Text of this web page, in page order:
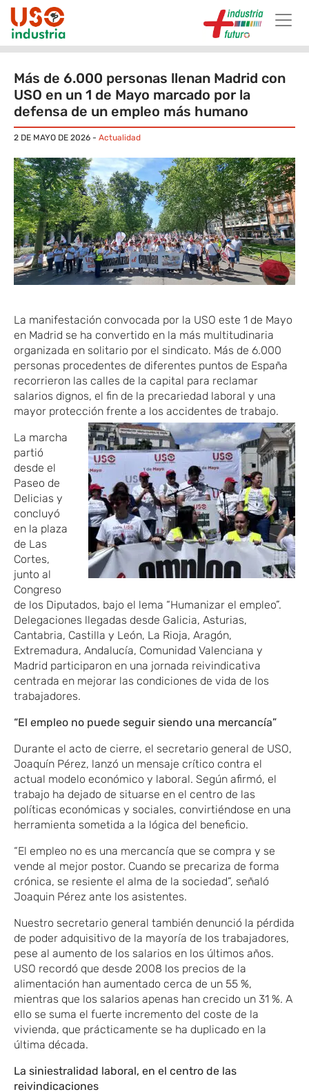
Skip to main content
Más de 6.000 personas llenan Madrid con
USO en un 1 de Mayo marcado por la
defensa de un empleo más humano
2 DE MAYO DE 2026 - Actualidad
La manifestación convocada por la USO este 1 de Mayo
en Madrid se ha convertido en la más multitudinaria
organizada en solitario por el sindicato. Más de 6.000
personas procedentes de diferentes puntos de España
recorrieron las calles de la capital para reclamar
salarios dignos, el fin de la precariedad laboral y una
mayor protección frente a los accidentes de trabajo.
La marcha
partió
desde el
Paseo de
Delicias y
concluyó
en la plaza
de Las
Cortes,
junto al
Congreso
de los Diputados, bajo el lema “Humanizar el empleo”.
Delegaciones llegadas desde Galicia, Asturias,
Cantabria, Castilla y León, La Rioja, Aragón,
Extremadura, Andalucía, Comunidad Valenciana y
Madrid participaron en una jornada reivindicativa
centrada en mejorar las condiciones de vida de los
trabajadores.
“El empleo no puede seguir siendo una mercancía”
Durante el acto de cierre, el secretario general de USO,
Joaquín Pérez, lanzó un mensaje crítico contra el
actual modelo económico y laboral. Según afirmó, el
trabajo ha dejado de situarse en el centro de las
políticas económicas y sociales, convirtiéndose en una
herramienta sometida a la lógica del beneficio.
“El empleo no es una mercancía que se compra y se
vende al mejor postor. Cuando se precariza de forma
crónica, se resiente el alma de la sociedad”, señaló
Joaquin Pérez ante los asistentes.
Nuestro secretario general también denunció la pérdida
de poder adquisitivo de la mayoría de los trabajadores,
pese al aumento de los salarios en los últimos años.
USO recordó que desde 2008 los precios de la
alimentación han aumentado cerca de un 55 %,
mientras que los salarios apenas han crecido un 31 %. A
ello se suma el fuerte incremento del coste de la
vivienda, que prácticamente se ha duplicado en la
última década.
La siniestralidad laboral, en el centro de las
reivindicaciones